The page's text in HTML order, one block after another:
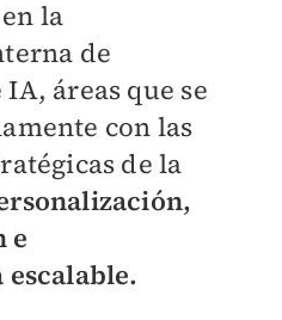
la
de
áreas que se
con las
de la
e